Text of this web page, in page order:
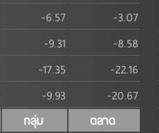
-6.57
-3.07
-9.31
-8.58
-17.35
-22.16
-9.93
-20.67
กลุ่ม
ตลาด